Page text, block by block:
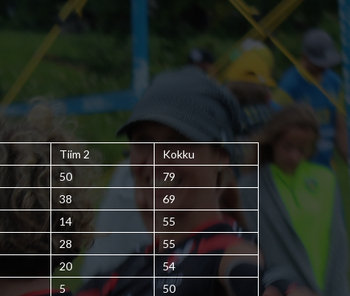
Tiim 2
Kokku
50
79
38
69
14
55
28
55
20
54
5
50